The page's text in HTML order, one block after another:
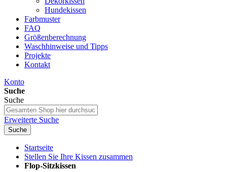
Hundekissen
Farbmuster
FAQ
Größenberechnung
Waschhinweise und Tipps
Projekte
Kontakt
Konto
Suche
Suche
Erweiterte Suche
Suche
Startseite
Stellen Sie Ihre Kissen zusammen
Flop-Sitzkissen